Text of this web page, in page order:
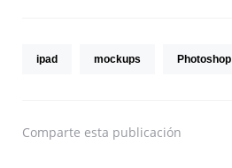
ipad mockups Photoshop
Comparte esta publicación